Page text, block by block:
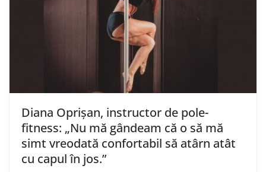
Diana Oprișan, instructor de pole-
fitness: „Nu mă gândeam că o să mă
simt vreodată confortabil să atârn atât
cu capul în jos.”